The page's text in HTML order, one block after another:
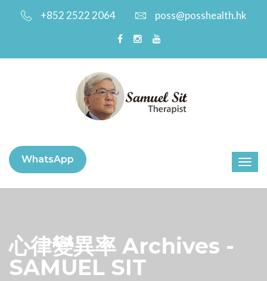
+852 2522 2064 poss@posshealth.hk
WhatsApp
心律變異率 Archives -
SAMUEL SIT